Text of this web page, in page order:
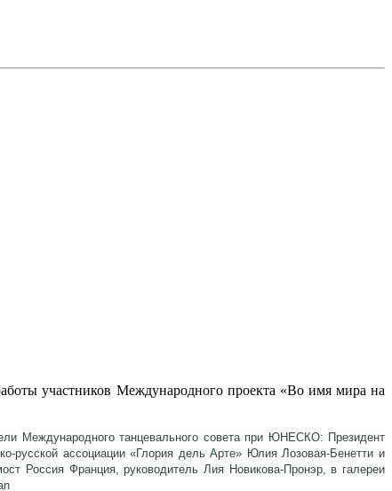
участников Международного проекта «Во имя мира на
Международного танцевального совета при ЮНЕСКО: Президент
русской ассоциации «Глория дель Арте» Юлия Лозовая-Бенетти и
Россия Франция, руководитель Лия Новикова-Пронэр, в галереи